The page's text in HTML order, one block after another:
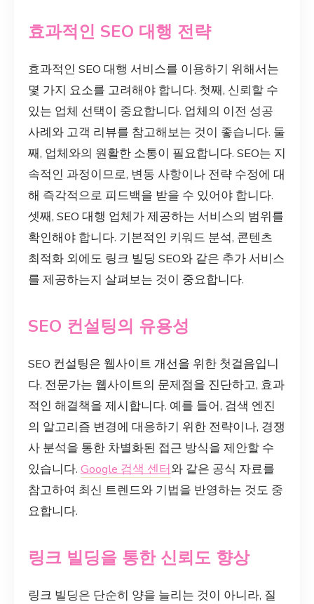
효과적인 SEO 대행 전략
효과적인 SEO 대행 서비스를 이용하기 위해서는
몇 가지 요소를 고려해야 합니다. 첫째, 신뢰할 수
있는 업체 선택이 중요합니다. 업체의 이전 성공
사례와 고객 리뷰를 참고해보는 것이 좋습니다. 둘
째, 업체와의 원활한 소통이 필요합니다. SEO는 지
속적인 과정이므로, 변동 사항이나 전략 수정에 대
해 즉각적으로 피드백을 받을 수 있어야 합니다.
셋째, SEO 대행 업체가 제공하는 서비스의 범위를
확인해야 합니다. 기본적인 키워드 분석, 콘텐츠
최적화 외에도 링크 빌딩 SEO와 같은 추가 서비스
를 제공하는지 살펴보는 것이 중요합니다.
SEO 컨설팅의 유용성
SEO 컨설팅은 웹사이트 개선을 위한 첫걸음입니
다. 전문가는 웹사이트의 문제점을 진단하고, 효과
적인 해결책을 제시합니다. 예를 들어, 검색 엔진
의 알고리즘 변경에 대응하기 위한 전략이나, 경쟁
사 분석을 통한 차별화된 접근 방식을 제안할 수
있습니다. Google 검색 센터와 같은 공식 자료를
참고하여 최신 트렌드와 기법을 반영하는 것도 중
요합니다.
링크 빌딩을 통한 신뢰도 향상
링크 빌딩은 단순히 양을 늘리는 것이 아니라, 질